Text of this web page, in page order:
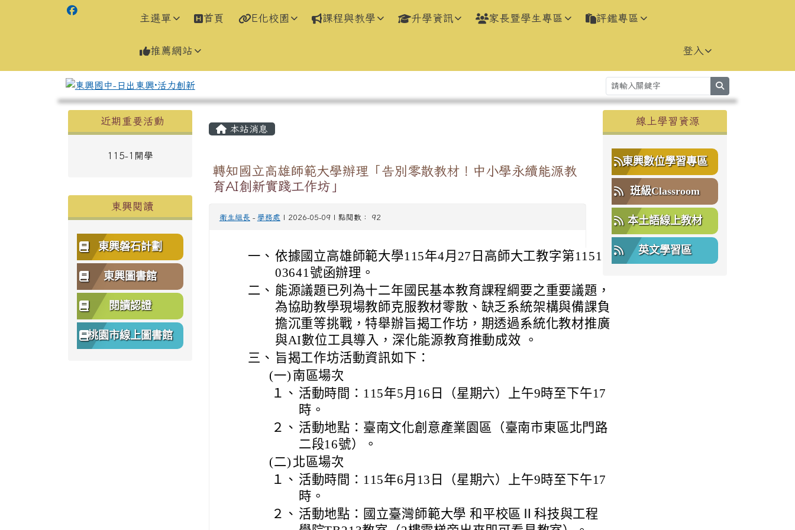
主選單 首頁 E化校園 課程與教學 升學資訊 家長暨學生專區 評鑑專區
推薦網站 登入
左邊區域內容
近期重要活動
115-1開學
東興閱讀
東興磐石計劃
東興圖書館
閱讀認證
桃園市線上圖書館
主內容區域
本站消息
轉知國立高雄師範大學辦理「告別零散教材！中小學永續能源教
育AI創新實踐工作坊」
衛生組長 - 學務處 | 2026-05-09 | 點閱數： 92
一、 依據國立高雄師範大學115年4月27日高師大工教字第11510
03641號函辦理。
二、 能源議題已列為十二年國民基本教育課程綱要之重要議題，
為協助教學現場教師克服教材零散、缺乏系統架構與備課負
擔沉重等挑戰，特舉辦旨揭工作坊，期透過系統化教材推廣
與AI數位工具導入，深化能源教育推動成效 。
三、 旨揭工作坊活動資訊如下：
(一) 南區場次
１、 活動時間：115年5月16日（星期六）上午9時至下午17
時。
２、 活動地點：臺南文化創意產業園區（臺南市東區北門路
二段16號）。
(二) 北區場次
１、 活動時間：115年6月13日（星期六）上午9時至下午17
時。
２、 活動地點：國立臺灣師範大學 和平校區Ⅱ科技與工程
右邊區域內容
線上學習資源
東興數位學習專區
班級Classroom
本土語線上教材
英文學習區